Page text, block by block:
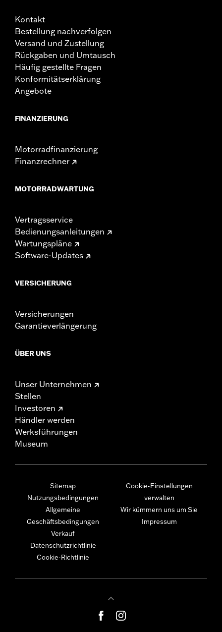
Kontakt
Bestellung nachverfolgen
Versand und Zustellung
Rückgaben und Umtausch
Häufig gestellte Fragen
Konformitätserklärung
Angebote
FINANZIERUNG
Motorradfinanzierung
Finanzrechner
MOTORRADWARTUNG
Vertragsservice
Bedienungsanleitungen
Wartungspläne
Software-Updates
VERSICHERUNG
Versicherungen
Garantieverlängerung
ÜBER UNS
Unser Unternehmen
Stellen
Investoren
Händler werden
Werksführungen
Museum
Sitemap
Nutzungsbedingungen
Allgemeine
Geschäftsbedingungen
Verkauf
Datenschutzrichtlinie
Cookie-Richtlinie
Cookie-Einstellungen
verwalten
Wir kümmern uns um Sie
Impressum